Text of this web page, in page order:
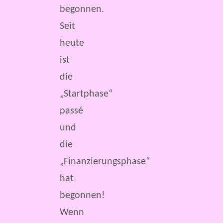
begonnen.
Seit
heute
ist
die
„Startphase“
passé
und
die
„Finanzierungsphase“
hat
begonnen!
Wenn